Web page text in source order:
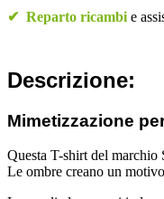
✔ Reparto ricambi e
Descrizione:
Mimetizzazione
Questa T-shirt del
Le ombre creano un